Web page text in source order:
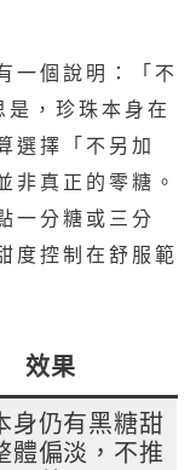
一個說明：「不
，珍珠本身在
選擇「不另加
非真正的零糖。
一分糖或三分
度控制在舒服範
效果
身仍有黑糖甜
體偏淡，不推